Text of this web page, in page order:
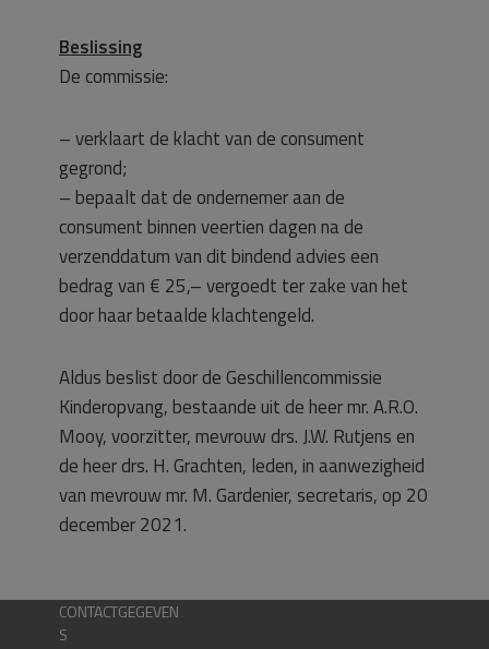
Beslissing
De commissie:
– verklaart de klacht van de consument
gegrond;
– bepaalt dat de ondernemer aan de
consument binnen veertien dagen na de
verzenddatum van dit bindend advies een
bedrag van € 25,– vergoedt ter zake van het
door haar betaalde klachtengeld.
Aldus beslist door de Geschillencommissie
Kinderopvang, bestaande uit de heer mr. A.R.O.
Mooy, voorzitter, mevrouw drs. J.W. Rutjens en
de heer drs. H. Grachten, leden, in aanwezigheid
van mevrouw mr. M. Gardenier, secretaris, op 20
december 2021.
CONTACTGEGEVEN
S